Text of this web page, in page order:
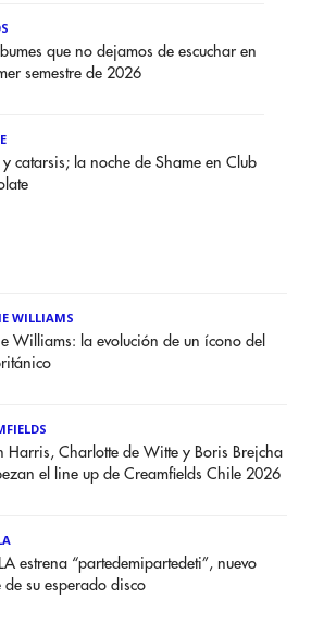
que no dejamos de escuchar en
semestre de 2026
catarsis; la noche de Shame en Club
WILLIAMS
Williams: la evolución de un ícono del
Harris, Charlotte de Witte y Boris Brejcha
el line up de Creamfields Chile 2026
estrena “partedemipartedeti”, nuevo
de su esperado disco